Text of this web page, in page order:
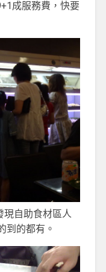
成服務費，快要
現自助食材區人
到的都有。